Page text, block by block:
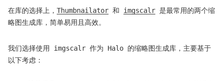
在库的选择上， Thumbnailator 和 imgscalr 是最常用的两个缩
略图生成库，简单易用且高效。
我们选择使用 imgscalr 作为 Halo 的缩略图生成库，主要基于
以下考虑：